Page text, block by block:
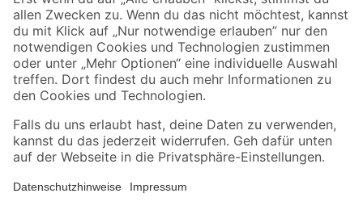
Jetzt die toom-App herunterladen
Alle Preisangaben in EUR inkl. gesetzl. MwSt.. Die dargestellten Angebote sind unter
Umständen nicht in allen Märkten verfügbar. Die angegebenen Verfügbarkeiten beziehen
Produkte nur solange der Vorrat reicht.
*Paketversand ab 59 € versandkostenfrei, gilt nicht für Artikel mit Speditionsversand, hier